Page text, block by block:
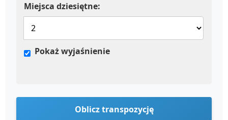
Miejsca dziesiętne:
Pokaż wyjaśnienie
Oblicz transpozycję